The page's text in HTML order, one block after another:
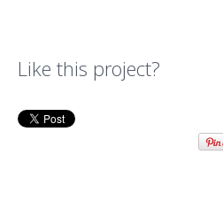
Like this project?